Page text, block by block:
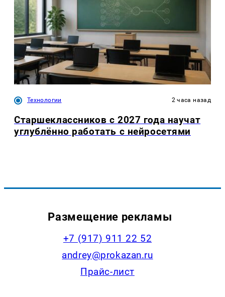
Технологии 2 часа назад
Старшеклассников с 2027 года научат
углублённо работать с нейросетями
Размещение рекламы
+7 (917) 911 22 52
andrey@prokazan.ru
Прайс-лист